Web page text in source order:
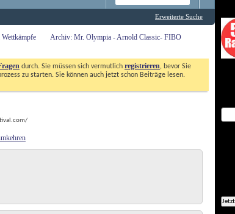
Erweiterte Suche
Archiv: Mr. Olympia - Arnold Classic- FIBO
durch. Sie müssen sich vermutlich registrieren, bevor Sie
zu starten. Sie können auch jetzt schon Beiträge lesen.